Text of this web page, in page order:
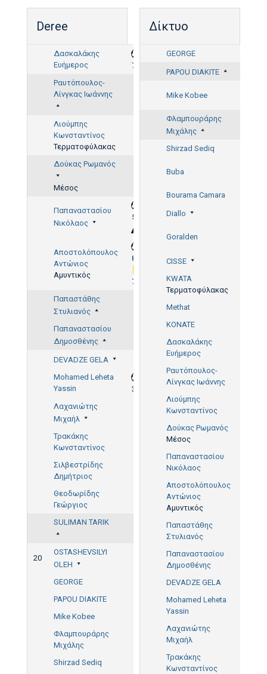
Deree
Δασκαλάκης
Ευήμερος
71'
Ραυτόπουλος-
Λίνγκας Ιωάννης
Λιούμπης
Κωνσταντίνος
Τερματοφύλακας
Δούκας Ρωμανός
Μέσος
Παπαναστασίου
Νικόλαος
56'
Αποστολόπουλος
Αντώνιος
Αμυντικός
83'
70'
Παπαστάθης
Στυλιανός
Παπαναστασίου
Δημοσθένης
DEVADZE GELA
Mohamed Leheta
Yassin
37'
Λαχανιώτης
Μιχαήλ
Τρακάκης
Κωνσταντίνος
Σιλβεστρίδης
Δημήτριος
Θεοδωρίδης
Γεώργιος
SULIMAN TARIK
20
OSTASHEVSILYI
OLEH
GEORGE
PAPOU DIAKITE
Mike Kobee
Φλαμπουράρης
Μιχάλης
Shirzad Sediq
Δίκτυο
GEORGE
PAPOU DIAKITE
Mike Kobee
Φλαμπουράρης
Μιχάλης
Shirzad Sediq
Buba
Bourama Camara
Diallo
Goralden
CISSE
KWATA
Τερματοφύλακας
Methat
KONATE
Δασκαλάκης
Ευήμερος
Ραυτόπουλος-
Λίνγκας Ιωάννης
Λιούμπης
Κωνσταντίνος
Δούκας Ρωμανός
Μέσος
Παπαναστασίου
Νικόλαος
Αποστολόπουλος
Αντώνιος
Αμυντικός
Παπαστάθης
Στυλιανός
Παπαναστασίου
Δημοσθένης
DEVADZE GELA
Mohamed Leheta
Yassin
Λαχανιώτης
Μιχαήλ
Τρακάκης
Κωνσταντίνος